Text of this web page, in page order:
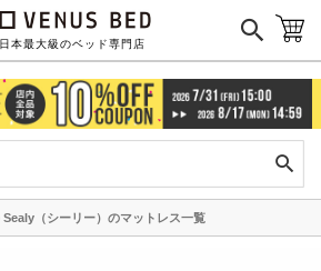
日本最大級のベッド専門店
Sealy（シーリー）のマットレス一覧